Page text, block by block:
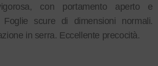
con portamento aperto e
Foglie scure di dimensioni normali.
in serra. Eccellente precocità.